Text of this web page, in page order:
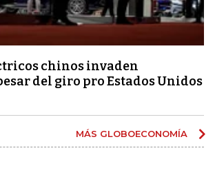
chinos invaden
del giro pro Estados Unidos
MÁS GLOBOECONOMÍA